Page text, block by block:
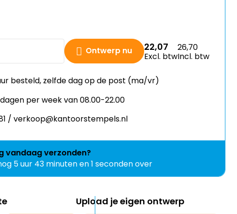
Ontwerp nu 22,07
Excl. btw
26,70
Incl. btw
besteld, zelfde dag op de post (ma/vr)
per week van 08.00-22.00
/ verkoop@kantoorstempels.nl
vandaagverzonden?
5 uur 43 minuten en 1 seconden over
Upload je eigen ontwerp